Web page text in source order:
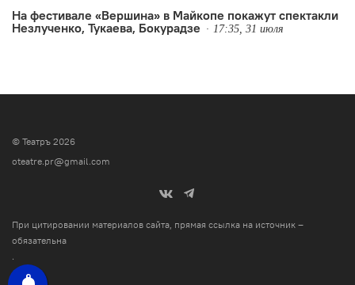
На фестивале «Вершина» в Майкопе покажут спектакли
Незлученко, Тукаева, Бокурадзе
17:35, 31 июля
© Театръ 2026
oteatre.pr@gmail.com
При цитировании материалов сайта, прямая ссылка на источник –
обязательна
.